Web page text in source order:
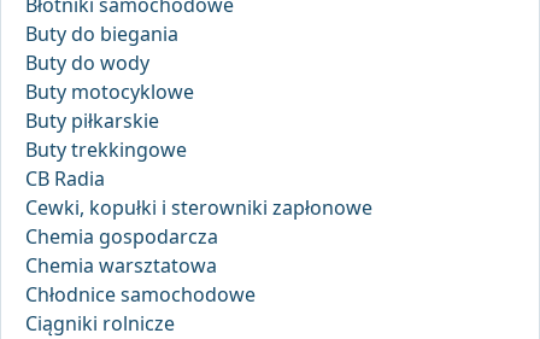
Buty do biegania
Buty do wody
Buty motocyklowe
Buty piłkarskie
Buty trekkingowe
CB Radia
Cewki, kopułki i sterowniki zapłonowe
Chemia gospodarcza
Chemia warsztatowa
Chłodnice samochodowe
Ciągniki rolnicze